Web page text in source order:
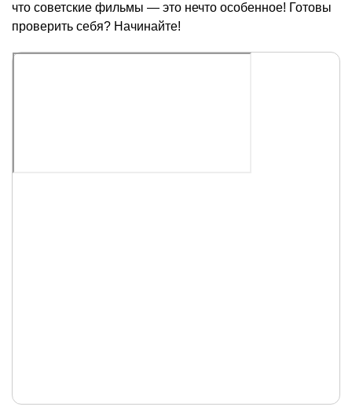
что советские фильмы — это нечто особенное! Готовы
проверить себя? Начинайте!